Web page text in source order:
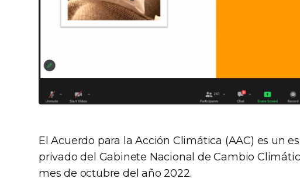
El Acuerdo para la Acción Climática (AAC) es un
privado del Gabinete Nacional de Cambio
mes de octubre del año 2022.